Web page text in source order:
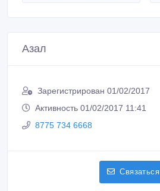
Азал
Зарегистрирован 01/02/2017
Активность 01/02/2017 11:41
8775 734 6668
Связаться